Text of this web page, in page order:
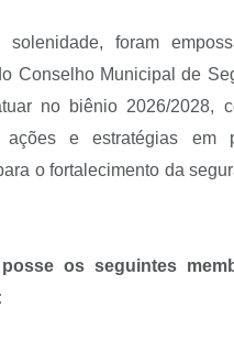
solenidade, foram
Conselho Municipal de
no biênio 2026/2028,
ações e estratégias em
o fortalecimento da
posse os seguintes